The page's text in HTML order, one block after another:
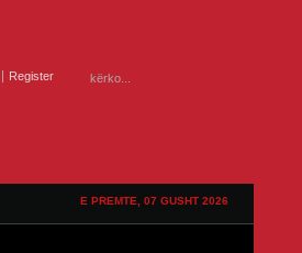
Register
E PREMTE, 07 GUSHT 2026